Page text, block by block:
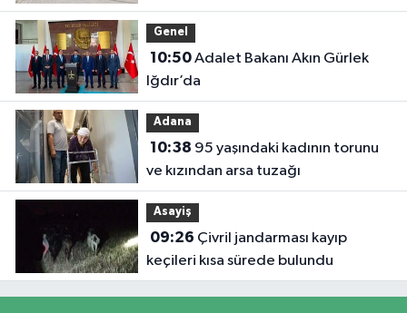
“Daha Yaşanabilir Çevre İçin
Sahadayız”
Genel
10:50Adalet Bakanı Akın Gürlek
Iğdır’da
Adana
10:38
ve kızından arsa tuzağı
Asayiş
09:26
keçileri kısa sürede bulundu